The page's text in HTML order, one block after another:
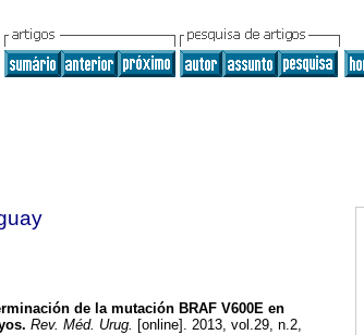
de la mutación BRAF V600E en
Rev. Méd. Urug. [online]. 2013, vol.29, n.2,